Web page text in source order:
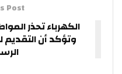
Post
الكهرباء تحذر
وتؤكد أن التقديم